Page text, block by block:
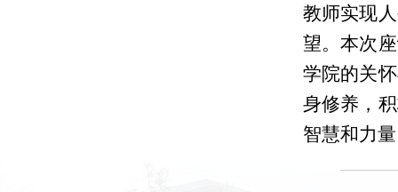
教师实现
望。本次
学院的关
身修养，
智慧和力